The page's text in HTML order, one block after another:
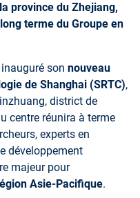
province du Zhejiang,
terme du Groupe en
son nouveau
de Shanghai (SRTC),
district de
centre réunira à terme
experts en
développement
majeur pour
Asie-Pacifique.